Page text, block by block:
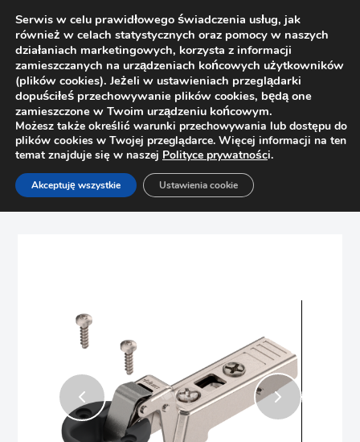
Strona główna Sklep
Zawiasy
Zawias Clip-Top do szkła Blum 75T4300 wewnętrzny, ze
Serwis w celu prawidłowego świadczenia usług, jak
również w celach statystycznych oraz pomocy w naszych
działaniach marketingowych, korzysta z informacji
zamieszczanych na urządzeniach końcowych użytkowników
(plików cookies). Jeżeli w ustawieniach przeglądarki
dopuściłeś przechowywanie plików cookies, będą one
zamieszczone w Twoim urządzeniu końcowym.
Możesz także określić warunki przechowywania lub dostępu do
plików cookies w Twojej przeglądarce. Więcej informacji na ten
temat znajduje się w naszej Polityce prywatności.
Akceptuję wszystkie Ustawienia cookie